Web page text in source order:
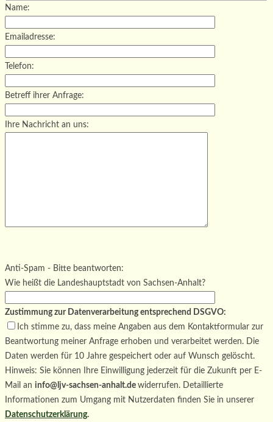
Name:
Emailadresse:
Telefon:
Betreff ihrer Anfrage:
Ihre Nachricht an uns:
Bitte lasse dieses Feld leer.
Anti-Spam - Bitte beantworten:
Wie heißt die Landeshauptstadt von Sachsen-Anhalt?
Zustimmung zur Datenverarbeitung entsprechend DSGVO:
Ich stimme zu, dass meine Angaben aus dem Kontaktformular zur
Beantwortung meiner Anfrage erhoben und verarbeitet werden. Die
Daten werden für 10 Jahre gespeichert oder auf Wunsch gelöscht.
Hinweis: Sie können Ihre Einwilligung jederzeit für die Zukunft per E-
Mail an info@ljv-sachsen-anhalt.de widerrufen. Detaillierte
Informationen zum Umgang mit Nutzerdaten finden Sie in unserer
Datenschutzerklärung.